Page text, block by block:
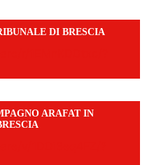
DI BRESCIA
ARAFAT IN